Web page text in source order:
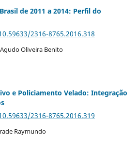
de 2011 a 2014: Perfil do
2316-8765.2016.318
Oliveira Benito
e Policiamento Velado: Integração
2316-8765.2016.319
Raymundo